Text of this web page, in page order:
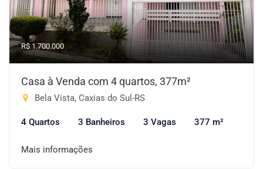
R$ 1.700.000
Casa à Venda com 4 quartos, 377m²
Bela Vista, Caxias do Sul-RS
4 Quartos 3 Banheiros 3 Vagas 377 m²
Mais informações